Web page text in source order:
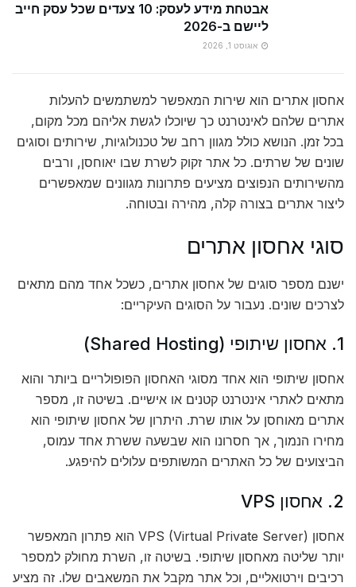
אבטחת מידע לעסק: 10 צעדים שכל עסק חייב
ליישם ב-2026
אוגוסט 1, 2026
אחסון אתרים הוא שירות המאפשר למשתמשים להעלות
אתרים שלהם לאינטרנט כך שיוכלו לגשת אליהם מכל מקום,
בכל זמן. הנושא כולל מגוון רחב של טכנולוגיות, שירותים וסוגים
שונים של שרתים. כל אתר זקוק לשרת שבו יאוחסן, ורבים
מהשירותים הנפוצים מציעים פתרונות מגוונים שמאפשרים
ליצור אתרים בצורה קלה, מהירה ובטוחה.
סוגי אחסון אתרים
ישנם מספר סוגים של אחסון אתרים, כשכל אחד מהם מתאים
לצרכים שונים. נעבור על הסוגים העיקריים:
1. אחסון שיתופי (Shared Hosting)
אחסון שיתופי הוא אחד מסוגי האחסון הפופולריים ביותר והוא
מתאים לאתרי אינטרנט קטנים או אישיים. בשיטה זו, מספר
אתרים מאוחסן על אותו שרת. היתרון של אחסון שיתופי הוא
מחירו הנמוך, אך חסרונו הוא שבשעה ששרת אחד עמוס,
הביצועים של כל האתרים המשותפים עלולים להיפגע.
2. אחסון VPS
אחסון VPS (Virtual Private Server) הוא פתרון המאפשר
יותר שליטה מאחסון שיתופי. בשיטה זו, השרת מחולק למספר
רכיבים וירטואליים, וכל אתר מקבל את המשאבים שלו. זה מציע